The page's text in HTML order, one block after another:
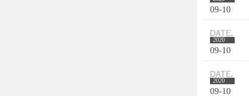
09-10
2020
09-10
2020
09-10